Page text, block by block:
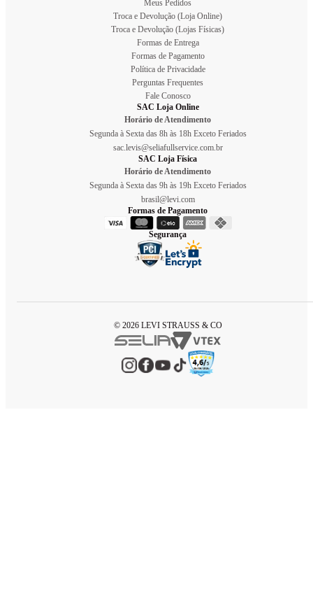
Meus Pedidos
Troca e Devolução (Loja Online)
Troca e Devolução (Lojas Físicas)
Formas de Entrega
Formas de Pagamento
Política de Privacidade
Perguntas Frequentes
Fale Conosco
SAC Loja Online
Horário de Atendimento
Segunda à Sexta das 8h às 18h Exceto Feriados
sac.levis@seliafullservice.com.br
SAC Loja Física
Horário de Atendimento
Segunda à Sexta das 9h às 19h Exceto Feriados
brasil@levi.com
Formas de Pagamento
Segurança
© 2026 LEVI STRAUSS & CO